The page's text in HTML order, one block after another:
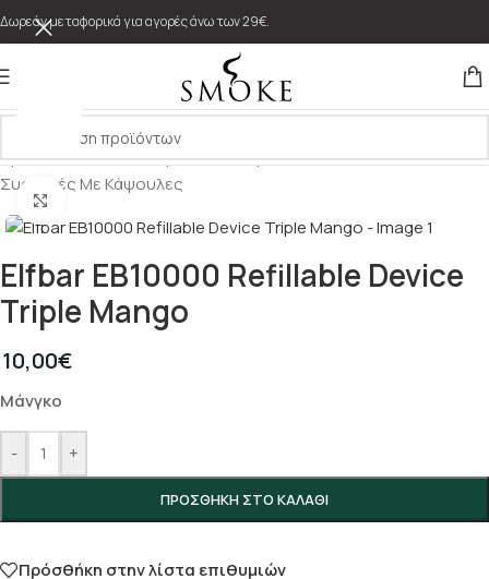
Δωρεάν μεταφορικά για αγορές άνω των 29€.
Αρχική σελίδα/Μιας Χρήσης & Κάψουλες/
Συσκευές Με Κάψουλες
Κλικ για μεγέθυνση
Elfbar EB10000 Refillable Device
Triple Mango
10,00€
Μάνγκο
- +
ΠΡΟΣΘΉΚΗ ΣΤΟ ΚΑΛΆΘΙ
Πρόσθήκη στην λίστα επιθυμιών